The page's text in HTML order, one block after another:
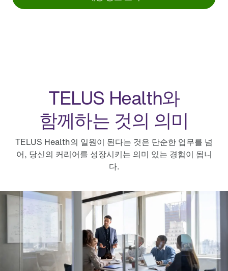
TELUS Health와
함께하는 것의 의미
TELUS Health의 일원이 된다는 것은 단순한 업무를 넘
어, 당신의 커리어를 성장시키는 의미 있는 경험이 됩니
다.